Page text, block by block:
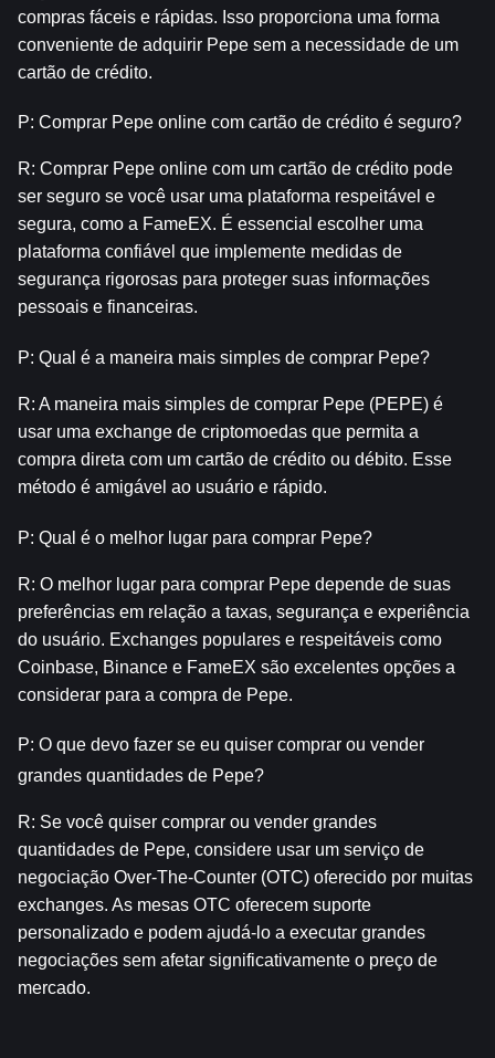
compras fáceis e rápidas. Isso proporciona uma forma
conveniente de adquirir Pepe sem a necessidade de um
cartão de crédito.
P: Comprar Pepe online com cartão de crédito é seguro?
R: Comprar Pepe online com um cartão de crédito pode
ser seguro se você usar uma plataforma respeitável e
segura, como a FameEX. É essencial escolher uma
plataforma confiável que implemente medidas de
segurança rigorosas para proteger suas informações
pessoais e financeiras.
P: Qual é a maneira mais simples de comprar Pepe?
R: A maneira mais simples de comprar Pepe (PEPE) é
usar uma exchange de criptomoedas que permita a
compra direta com um cartão de crédito ou débito. Esse
método é amigável ao usuário e rápido.
P: Qual é o melhor lugar para comprar Pepe?
R: O melhor lugar para comprar Pepe depende de suas
preferências em relação a taxas, segurança e experiência
do usuário. Exchanges populares e respeitáveis como
Coinbase, Binance e FameEX são excelentes opções a
considerar para a compra de Pepe.
P: O que devo fazer se eu quiser comprar ou vender
grandes quantidades de Pepe?
R: Se você quiser comprar ou vender grandes
quantidades de Pepe, considere usar um serviço de
negociação Over-The-Counter (OTC) oferecido por muitas
exchanges. As mesas OTC oferecem suporte
personalizado e podem ajudá-lo a executar grandes
negociações sem afetar significativamente o preço de
mercado.